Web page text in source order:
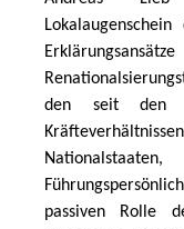
den seit den
passiven Rolle